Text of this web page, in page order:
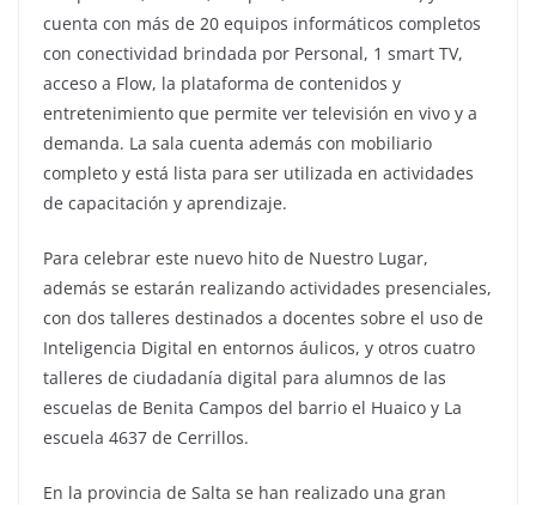
cuenta con más de 20 equipos informáticos completos
con conectividad brindada por Personal, 1 smart TV,
acceso a Flow, la plataforma de contenidos y
entretenimiento que permite ver televisión en vivo y a
demanda. La sala cuenta además con mobiliario
completo y está lista para ser utilizada en actividades
de capacitación y aprendizaje.
Para celebrar este nuevo hito de Nuestro Lugar,
además se estarán realizando actividades presenciales,
con dos talleres destinados a docentes sobre el uso de
Inteligencia Digital en entornos áulicos, y otros cuatro
talleres de ciudadanía digital para alumnos de las
escuelas de Benita Campos del barrio el Huaico y La
escuela 4637 de Cerrillos.
En la provincia de Salta se han realizado una gran